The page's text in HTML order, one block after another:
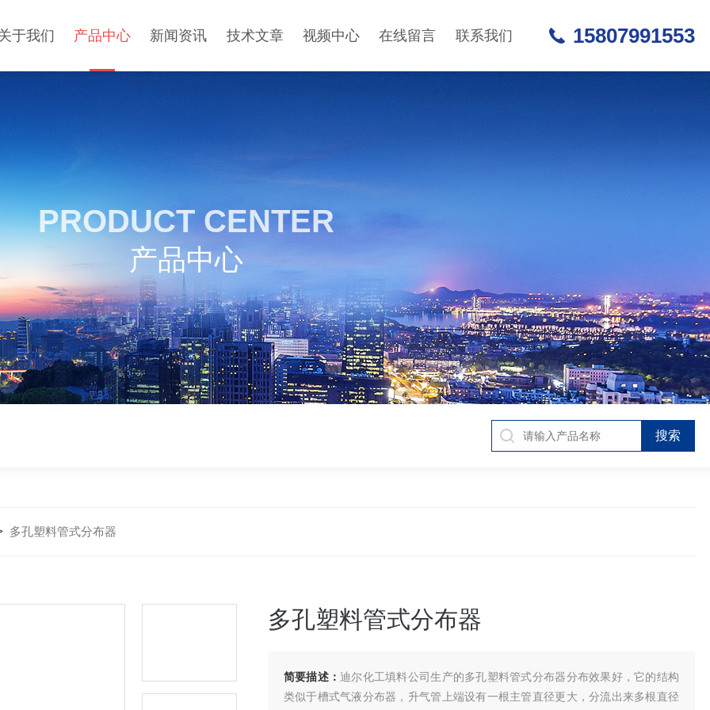
于我们 产品中心 新闻资讯 技术文章 视频中心 在线留言 联系我们 15807991553
PRODUCT CENTER
产品中心
多孔塑料管式分布器
多孔塑料管式分布器
简要描述：迪尔化工填料公司生产的多孔塑料管式分布器分布效果好，它的结构
类似于槽式气液分布器，升气管上端设有一根主管直径更大，分流出来多根直径